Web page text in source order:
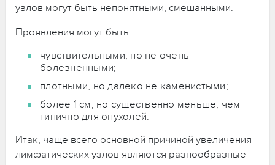
узлов могут быть непонятными, смешанными.
Проявления могут быть:
чувствительными, но не очень
болезненными;
плотными, но далеко не каменистыми;
более 1 см, но существенно меньше, чем
типично для опухолей.
Итак, чаще всего основной причиной увеличения
лимфатических узлов являются разнообразные